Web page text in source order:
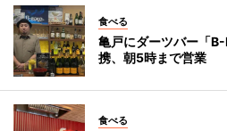
食べる
亀戸にダーツバー「
携、朝5時まで営業
食べる